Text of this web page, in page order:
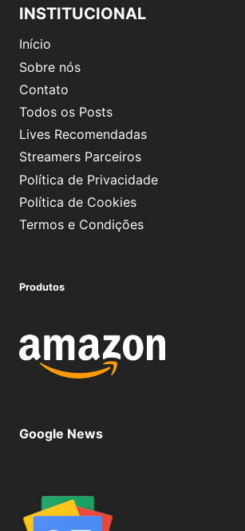
INSTITUCIONAL
Início
Sobre nós
Contato
Todos os Posts
Lives Recomendadas
Streamers Parceiros
Política de Privacidade
Política de Cookies
Termos e Condições
Produtos
Google News